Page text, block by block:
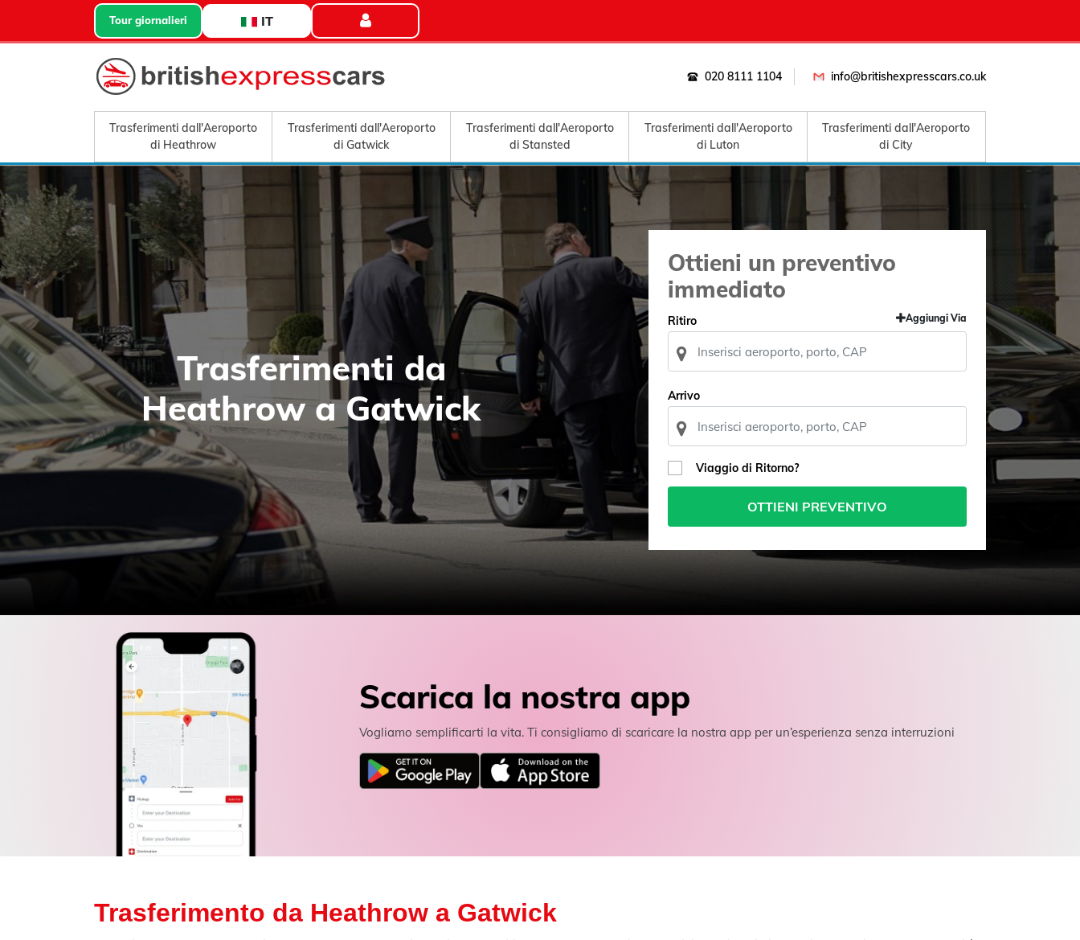
Tour giornalieri IT
020 8111 1104 info@britishexpresscars.co.uk
Trasferimenti dall'Aeroporto
di Heathrow
Trasferimenti dall'Aeroporto
di Gatwick
Trasferimenti dall'Aeroporto
di Stansted
Trasferimenti dall'Aeroporto
di Luton
Trasferimenti dall'Aeroporto
di City
Trasferimenti da
Heathrow a Gatwick
Ottieni un preventivo
immediato
Ritiro Aggiungi Via
Arrivo
Viaggio di Ritorno?
OTTIENI PREVENTIVO
Scarica la nostra app
Vogliamo semplificarti la vita. Ti consigliamo di scaricare la nostra app per un’esperienza senza interruzioni
Trasferimento da Heathrow a Gatwick